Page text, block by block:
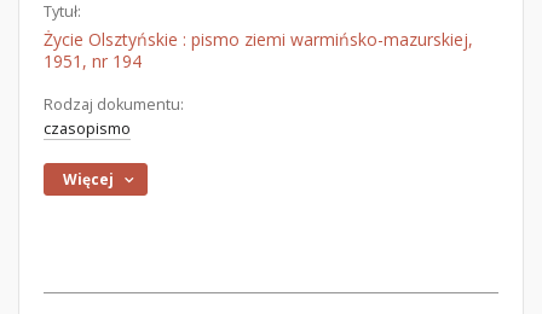
Tytuł:
Życie Olsztyńskie : pismo ziemi warmińsko-mazurskiej,
1951, nr 194
Rodzaj dokumentu:
czasopismo
Więcej